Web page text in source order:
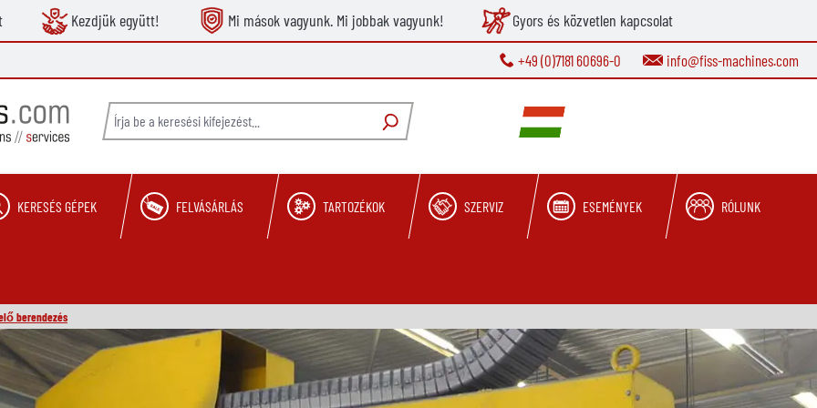
Kezdjük együtt! Mi mások vagyunk. Mi jobbak vagyunk! Gyors és közvetlen kapcsolat
+49 (0)7181 60696-0 info@fiss-machines.com
KERESÉS GÉPEK FELVÁSÁRLÁS TARTOZÉKOK SZERVIZ ESEMÉNYEK RÓLUNK
berendezés